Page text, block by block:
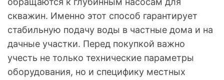
скважин. Именно этот способ гарантирует
стабильную подачу воды в частные дома и на
дачные участки. Перед покупкой важно
учесть не только технические параметры
оборудования, но и специфику местных